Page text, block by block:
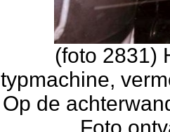
(foto 2831)
typmachine,
Op de